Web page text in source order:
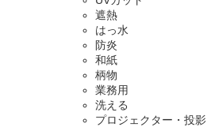
遮熱
はっ水
防炎
和紙
柄物
業務用
洗える
プロジェクター・投影